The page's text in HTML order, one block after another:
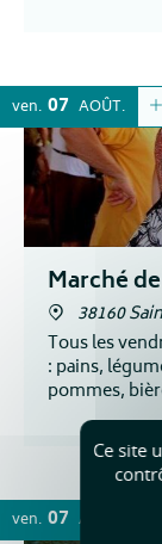
ven. 07 AOÛT
Marché
38160
Tous les
: pains,
pommes,
ven. 07 AOÛT
Ce site